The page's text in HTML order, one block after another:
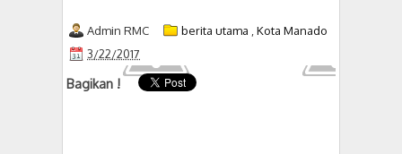
Admin RMC berita utama
Kota Manado
3/22/2017
Bagikan !